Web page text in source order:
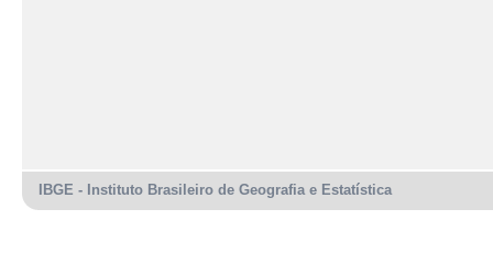
IBGE - Instituto Brasileiro de Geografia e Estatística